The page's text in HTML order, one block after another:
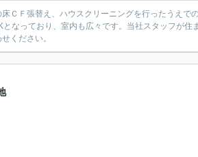
ＣＦ張替え、ハウスクリーニングを行ったうえで
なっており、室内も広々です。当社スタッフが住
ください。